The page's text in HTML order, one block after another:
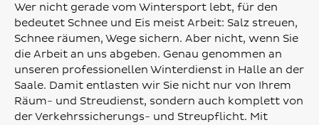
Wer nicht gerade vom Wintersport lebt, für den
bedeutet Schnee und Eis meist Arbeit: Salz streuen,
Schnee räumen, Wege sichern. Aber nicht, wenn Sie
die Arbeit an uns abgeben. Genau genommen an
unseren professionellen Winterdienst in Halle an der
Saale. Damit entlasten wir Sie nicht nur von Ihrem
Räum- und Streudienst, sondern auch komplett von
der Verkehrssicherungs- und Streupflicht. Mit